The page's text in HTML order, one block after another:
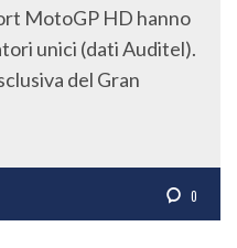
MotoGP HD hanno
unici (dati Auditel).
del Gran
0